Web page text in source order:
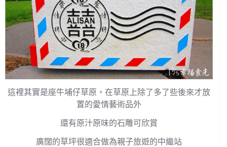
這裡其實是座牛埔仔草原，在草原上除了多了些後來才放
置的愛情藝術品外
還有原汁原味的石雕可欣賞
廣闊的草坪很適合做為親子旅遊的中繼站